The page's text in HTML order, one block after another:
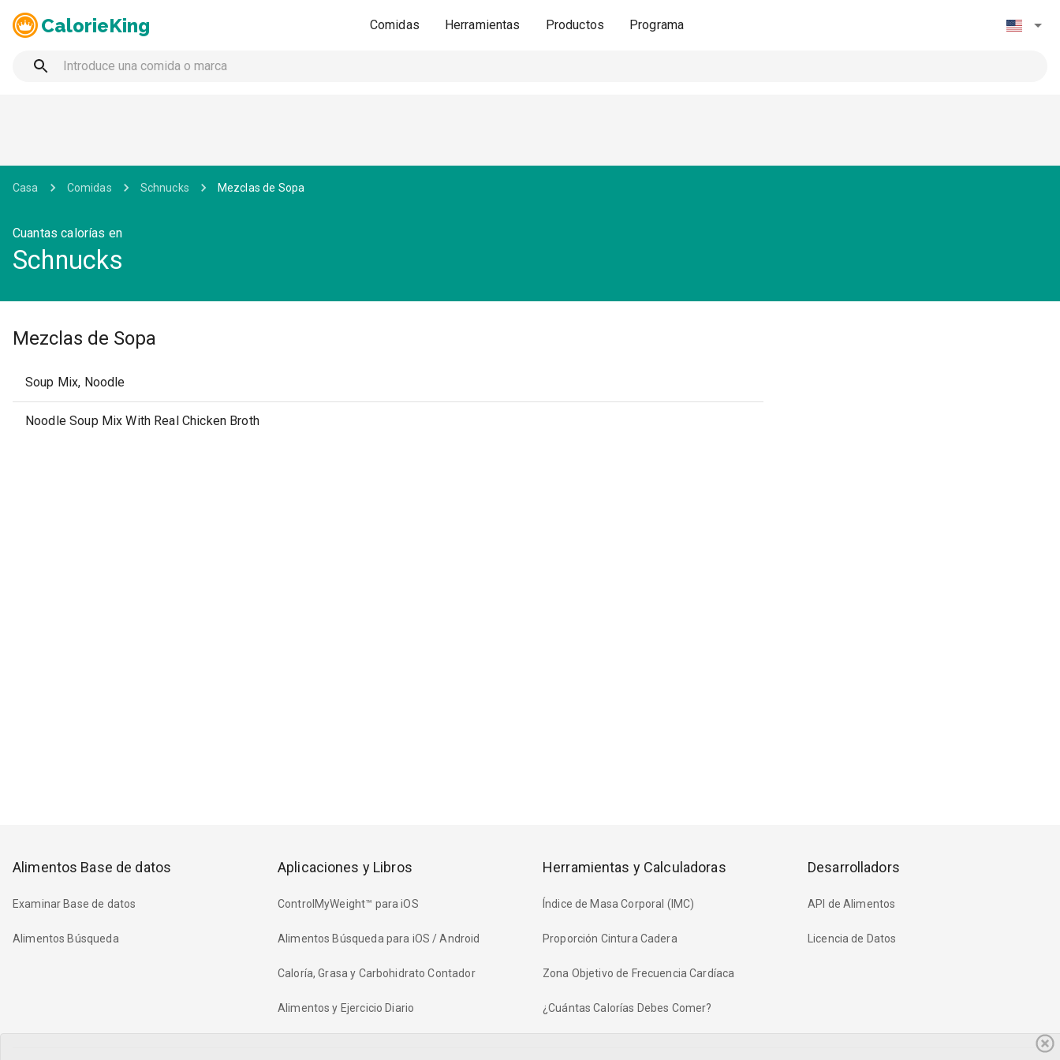
CalorieKing Comidas Herramientas Productos Programa
Casa Comidas Schnucks Mezclas de Sopa
Cuantas calorías en
Schnucks
Mezclas de Sopa
Soup Mix, Noodle
Noodle Soup Mix With Real Chicken Broth
Alimentos Base de datos
Examinar Base de datos
Alimentos Búsqueda
Aplicaciones y Libros
ControlMyWeight™ para iOS
Alimentos Búsqueda para iOS / Android
Caloría, Grasa y Carbohidrato Contador
Alimentos y Ejercicio Diario
Herramientas y Calculadoras
Índice de Masa Corporal (IMC)
Proporción Cintura Cadera
Zona Objetivo de Frecuencia Cardíaca
¿Cuántas Calorías Debes Comer?
Desarrolladors
API de Alimentos
Licencia de Datos